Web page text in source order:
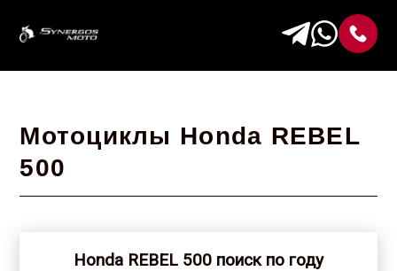
Мотоциклы Honda REBEL
500
Honda REBEL 500 поиск по году